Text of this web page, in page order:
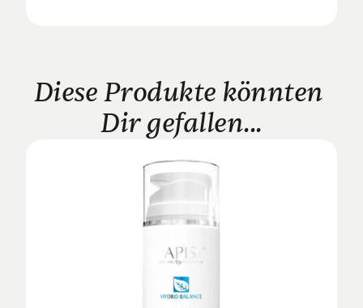
Diese Produkte könnten
Dir gefallen...